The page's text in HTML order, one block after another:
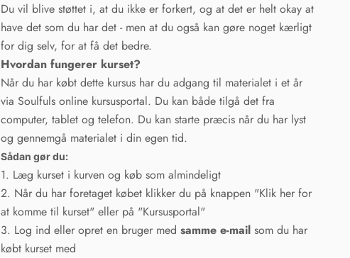
Du vil blive støttet i, at du ikke er forkert, og at det er helt okay at
have det som du har det - men at du også kan gøre noget kærligt
for dig selv, for at få det bedre.
Hvordan fungerer kurset?
Når du har købt dette kursus har du adgang til materialet i et år
via Soulfuls online kursusportal. Du kan både tilgå det fra
computer, tablet og telefon. Du kan starte præcis når du har lyst
og gennemgå materialet i din egen tid.
Sådan gør du:
1. Læg kurset i kurven og køb som almindeligt
2. Når du har foretaget købet klikker du på knappen "Klik her for
at komme til kurset" eller på "Kursusportal"
3. Log ind eller opret en bruger medsamme e-mailsom du har
købt kurset med